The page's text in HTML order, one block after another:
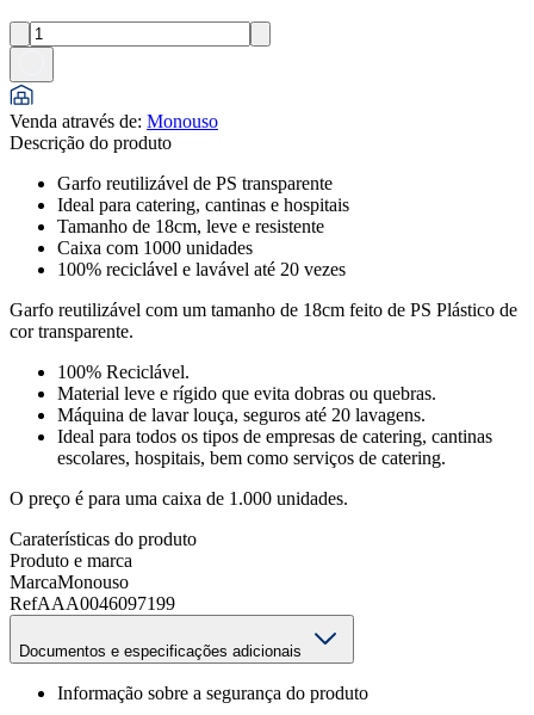
Venda através de: Monouso
Descrição do produto
Garfo reutilizável de PS transparente
Ideal para catering, cantinas e hospitais
Tamanho de 18cm, leve e resistente
Caixa com 1000 unidades
100% reciclável e lavável até 20 vezes
Garfo reutilizável com um tamanho de 18cm feito de PS Plástico de
cor transparente.
100% Reciclável.
Material leve e rígido que evita dobras ou quebras.
Máquina de lavar louça, seguros até 20 lavagens.
Ideal para todos os tipos de empresas de catering, cantinas
escolares, hospitais, bem como serviços de catering.
O preço é para uma caixa de 1.000 unidades.
Caraterísticas do produto
Produto e marca
MarcaMonouso
RefAAA0046097199
Documentos e especificações adicionais
Informação sobre a segurança do produto